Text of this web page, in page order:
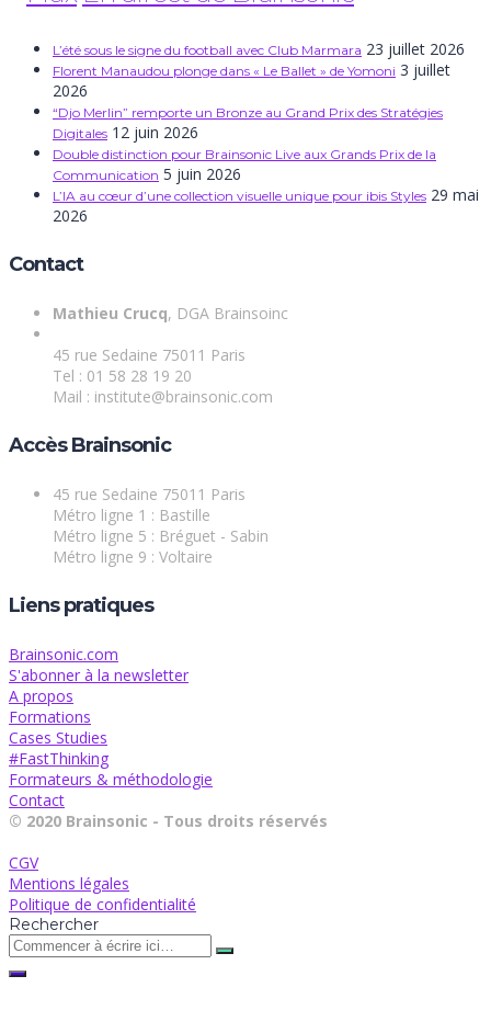
L’été sous le signe du football avec Club Marmara 23 juillet 2026
Florent Manaudou plonge dans « Le Ballet » de Yomoni 3 juillet
2026
“Djo Merlin” remporte un Bronze au Grand Prix des Stratégies
Digitales 12 juin 2026
Double distinction pour Brainsonic Live aux Grands Prix de la
Communication 5 juin 2026
L’IA au cœur d’une collection visuelle unique pour ibis Styles 29 mai
2026
Contact
Mathieu Crucq, DGA Brainsoinc
45 rue Sedaine 75011 Paris
Tel : 01 58 28 19 20
Mail : institute@brainsonic.com
Accès Brainsonic
45 rue Sedaine 75011 Paris
Métro ligne 1 : Bastille
Métro ligne 5 : Bréguet - Sabin
Métro ligne 9 : Voltaire
Liens pratiques
Brainsonic.com
S'abonner à la newsletter
A propos
Formations
Cases Studies
#FastThinking
Formateurs & méthodologie
Contact
© 2020 Brainsonic - Tous droits réservés
CGV
Mentions légales
Politique de confidentialité
Rechercher